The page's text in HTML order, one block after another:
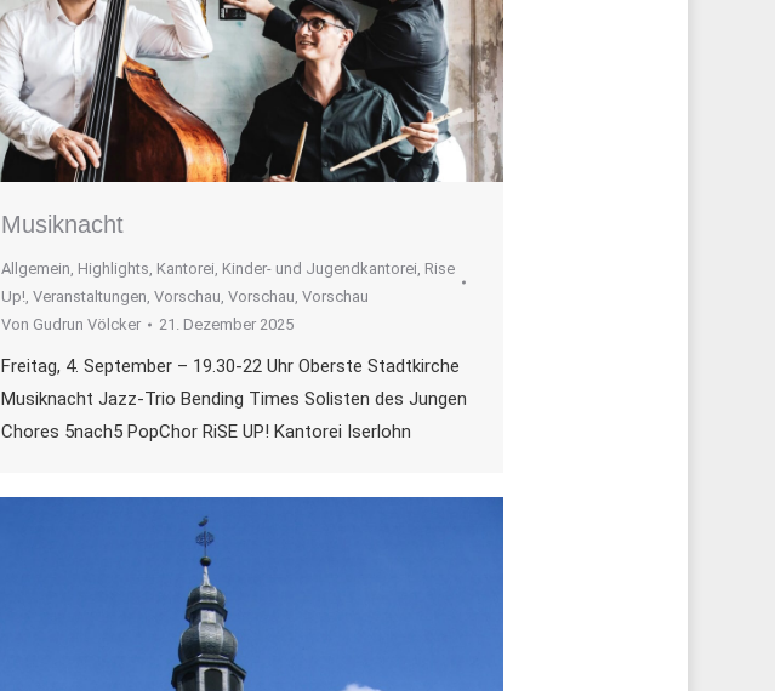
Musiknacht
Allgemein, Highlights, Kantorei, Kinder- und Jugendkantorei, Rise
Up!, Veranstaltungen, Vorschau, Vorschau, Vorschau
Von Gudrun Völcker 21. Dezember 2025
Freitag, 4. September – 19.30-22 Uhr Oberste Stadtkirche
Musiknacht Jazz-Trio Bending Times Solisten des Jungen
Chores 5nach5 PopChor RiSE UP! Kantorei Iserlohn